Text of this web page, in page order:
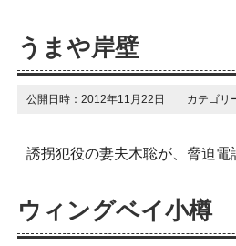
うまや岸壁
公開日時：2012年11月22日 カテゴリ
誘拐犯役の妻夫木聡が、脅迫電
ウィングベイ小樽